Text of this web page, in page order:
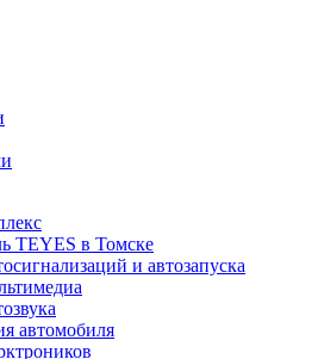
TEYES в Томске
и автозапуска
автомобиля